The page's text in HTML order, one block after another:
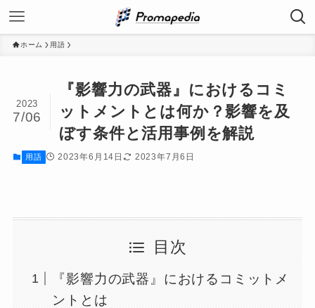
ホーム 用語
『影響力の武器』におけるコミ
ットメントとは何か？影響を及
ぼす条件と活用事例を解説
2023
7/06
用語 2023年6月14日 2023年7月6日
目次
『影響力の武器』におけるコミットメ
ントとは